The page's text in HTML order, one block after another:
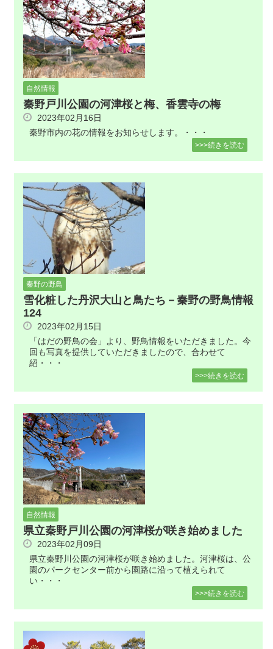
自然情報
秦野戸川公園の河津桜と梅、香雲寺の梅
2023年02月16日
秦野市内の花の情報をお知らせします。・・・
>>>続きを読む
秦野の野鳥
雪化粧した丹沢大山と鳥たち－秦野の野鳥情報
124
2023年02月15日
「はだの野鳥の会」より、野鳥情報をいただきました。今
回も写真を提供していただきましたので、合わせて
紹・・・
>>>続きを読む
自然情報
県立秦野戸川公園の河津桜が咲き始めました
2023年02月09日
県立秦野川公園の河津桜が咲き始めました。河津桜は、公
園のパークセンター前から園路に沿って植えられて
い・・・
>>>続きを読む